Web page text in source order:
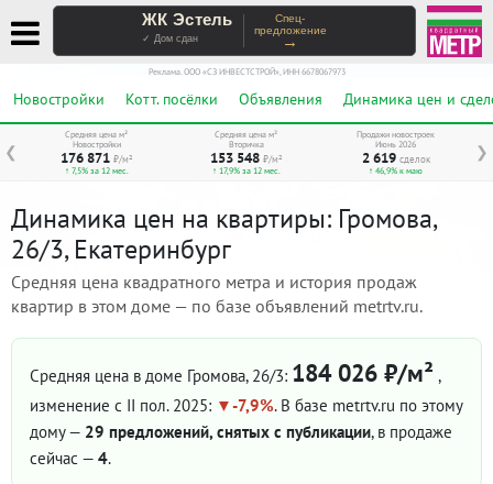
ЖК Эстель
✓ Дом сдан
Спец-
предложение
→
Реклама. ООО «СЗ ИНВЕСТСТРОЙ», ИНН 6678067973
Новостройки Котт. посёлки Объявления Динамика цен и
❮ ❯
Средняя цена м²
Новостройки
176 871 ₽/м²
↑ 7,5% за 12 мес.
Средняя цена м²
Вторичка
153 548 ₽/м²
↑ 17,9% за 12 мес.
Продажи новостроек
Июнь 2026
2 619 сделок
↑ 46,9% к маю
Динамика цен на квартиры: Громова,
26/3, Екатеринбург
Средняя цена квадратного метра и история продаж
квартир в этом доме — по базе объявлений metrtv.ru.
Средняя цена в доме Громова, 26/3: 184 026 ₽/м² ,
изменение с II пол. 2025:
-7,9%. В базе metrtv.ru по этому
дому — 29 предложений, снятых с публикации, в продаже
сейчас — 4.